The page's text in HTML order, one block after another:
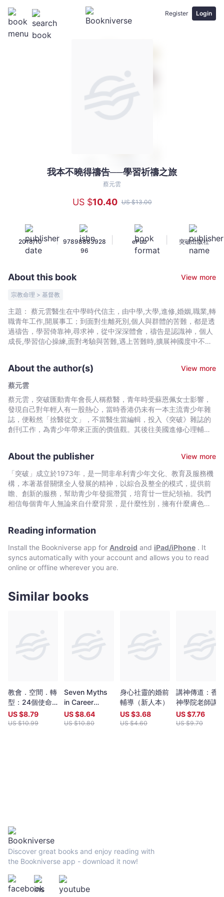
Register Login
習
祈
之
旅
-
元
-
Bookniverse
我本不曉得禱告──學習祈禱之旅
蔡元雲
US $10.40 US $13.00
2018/10 |
97898883928
96
ePub 突破出版社
About this book View more
宗教命理 > 基督教
主題： 蔡元雲醫生在中學時代信主，由中學,大學,進修,婚姻,職業,轉
職青年工作,開展事工；到面對生離死別,個人與群體的苦難，都是透
過禱告，學習倚靠神,尋求神，從中深深體會，禱告是認識神，個人
成長,學習信心操練,面對考驗與苦難,遇上苦難時,擴展神國度中不可
學習禱告，讓生命經歷信仰。 內容簡介： 蔡元雲醫生分享他的禱告
之旅，由初信到尋求前路，職志發展，病患苦難,遇上危機和事工開
展，在這些過程藉禱告，經歷神,尋求神,聆聽神,等候神。既是禱告
的學習，也是見證禱告的奇妙。 我是一個不曉得怎樣禱告的人，卻
深知道要藉著禱告才能夠與三一神保持不間斷的相交，能體會每一
刻都與神同行——得以在黑暗的世界中得見神的光，看見祂的作為
與榮耀……對我來說，學習禱告是一條陌生而崎嶇的路，我的性情和
About the author(s)
View more
蔡元雲
蔡元雲，突破匯動青年會長人稱蔡醫，青年時受蘇恩佩女士影響，
發現自己對年輕人有一股熱心，當時香港仍未有一本主流青少年雜
誌，便毅然「捨醫從文」，不當醫生當編輯，投入《突破》雜誌的
創刊工作，為青少年帶來正面的價值觀。其後往美國進修心理輔導
會」等，至今仍致力推動青少年工作。
About the publisher
View more
「突破」成立於1973年，是一間非牟利青少年文化、教育及服務機
構，本著基督關懷全人發展的精神，以綜合及整全的模式，提供前
瞻、創新的服務，幫助青少年發掘潛質，培育廿一世紀領袖。我們
相信每個青年人無論來自什麼背景，是什麼性別，擁有什麼膚色，
Reading information
Install the Bookniverse app for Android and iPad/iPhone . It
syncs automatically with your account and allows you to read
online or offline wherever you are.
Similar books
教會．空間．轉
型：24個使命
空間的創意實踐
US $8.79
US $10.99
Seven Myths
in Career
Success
US $8.64
US $10.80
身心社靈的婚前
輔導（新人本）
US $3.68
US $4.60
講神傳道：香
神學院老師講
集
US $7.76
US $9.70
Discover great books and enjoy reading with
the Bookniverse app - download it now!